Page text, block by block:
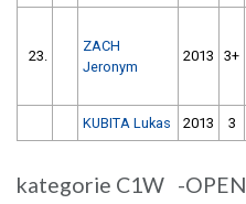
23.
ZACH
Jeronym
2013 3+
KUBITA Lukas 2013 3
kategorie C1W -OPEN